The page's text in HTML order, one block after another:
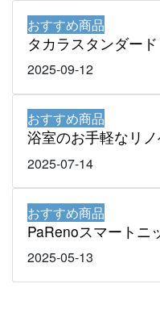
おすすめ商品
タカラスタンダード
2025-09-12
おすすめ商品
浴室のお手軽なリ
2025-07-14
おすすめ商品
PaRenoスマートニ
2025-05-13